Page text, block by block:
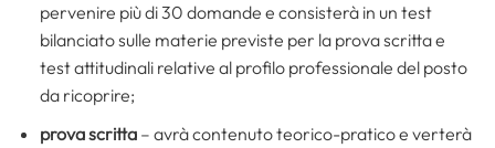
pervenire più di 30 domande e consisterà in un test
bilanciato sulle materie previste per la prova scritta e
test attitudinali relative al profilo professionale del posto
da ricoprire;
prova scritta– avrà contenuto teorico-pratico e verterà